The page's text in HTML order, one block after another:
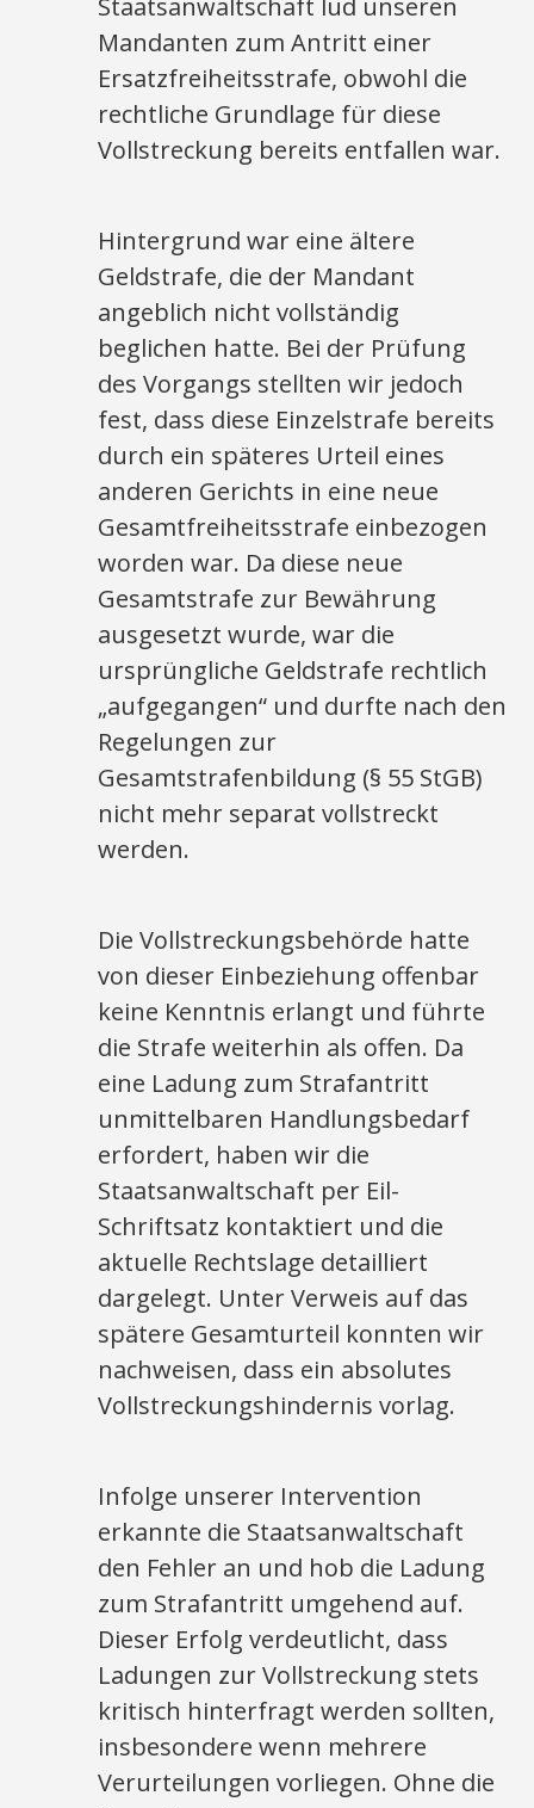
Staatsanwaltschaft lud unseren
Mandanten zum Antritt einer
Ersatzfreiheitsstrafe, obwohl die
rechtliche Grundlage für diese
Vollstreckung bereits entfallen war.
Hintergrund war eine ältere
Geldstrafe, die der Mandant
angeblich nicht vollständig
beglichen hatte. Bei der Prüfung
des Vorgangs stellten wir jedoch
fest, dass diese Einzelstrafe bereits
durch ein späteres Urteil eines
anderen Gerichts in eine neue
Gesamtfreiheitsstrafe einbezogen
worden war. Da diese neue
Gesamtstrafe zur Bewährung
ausgesetzt wurde, war die
ursprüngliche Geldstrafe rechtlich
„aufgegangen“ und durfte nach den
Regelungen zur
Gesamtstrafenbildung (§ 55 StGB)
nicht mehr separat vollstreckt
werden.
Die Vollstreckungsbehörde hatte
von dieser Einbeziehung offenbar
keine Kenntnis erlangt und führte
die Strafe weiterhin als offen. Da
eine Ladung zum Strafantritt
unmittelbaren Handlungsbedarf
erfordert, haben wir die
Staatsanwaltschaft per Eil-
Schriftsatz kontaktiert und die
aktuelle Rechtslage detailliert
dargelegt. Unter Verweis auf das
spätere Gesamturteil konnten wir
nachweisen, dass ein absolutes
Vollstreckungshindernis vorlag.
Infolge unserer Intervention
erkannte die Staatsanwaltschaft
den Fehler an und hob die Ladung
zum Strafantritt umgehend auf.
Dieser Erfolg verdeutlicht, dass
Ladungen zur Vollstreckung stets
kritisch hinterfragt werden sollten,
insbesondere wenn mehrere
Verurteilungen vorliegen. Ohne die